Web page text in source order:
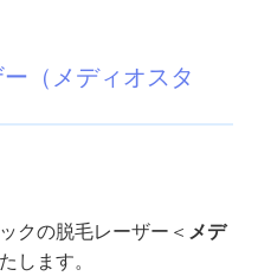
（メディオスタ
クの脱毛レーザー＜ メデ
します。